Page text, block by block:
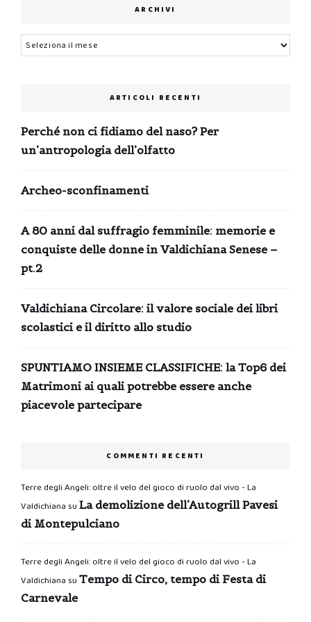
ARCHIVI
Archivi
ARTICOLI RECENTI
Perché non ci fidiamo del naso? Per
un’antropologia dell’olfatto
Archeo-sconfinamenti
A 80 anni dal suffragio femminile: memorie e
conquiste delle donne in Valdichiana Senese –
pt.2
Valdichiana Circolare: il valore sociale dei libri
scolastici e il diritto allo studio
SPUNTIAMO INSIEME CLASSIFICHE: la Top6 dei
Matrimoni ai quali potrebbe essere anche
piacevole partecipare
COMMENTI RECENTI
Terre degli Angeli: oltre il velo del gioco di ruolo dal vivo - La
Valdichiana su La demolizione dell’Autogrill Pavesi
di Montepulciano
Terre degli Angeli: oltre il velo del gioco di ruolo dal vivo - La
Valdichiana su Tempo di Circo, tempo di Festa di
Carnevale